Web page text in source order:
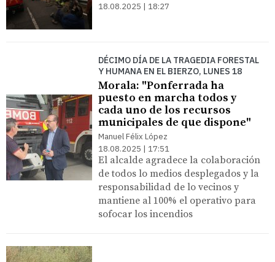
18.08.2025 | 18:27
DÉCIMO DÍA DE LA TRAGEDIA FORESTAL
Y HUMANA EN EL BIERZO, LUNES 18
Morala: "Ponferrada ha
puesto en marcha todos y
cada uno de los recursos
municipales de que dispone"
Manuel Félix López
18.08.2025 | 17:51
El alcalde agradece la colaboración
de todos lo medios desplegados y la
responsabilidad de lo vecinos y
mantiene al 100% el operativo para
sofocar los incendios